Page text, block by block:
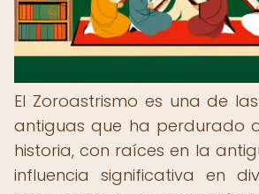
El Zoroastrismo es una de
antiguas que ha perdurado
historia, con raíces en la
influencia significativa en